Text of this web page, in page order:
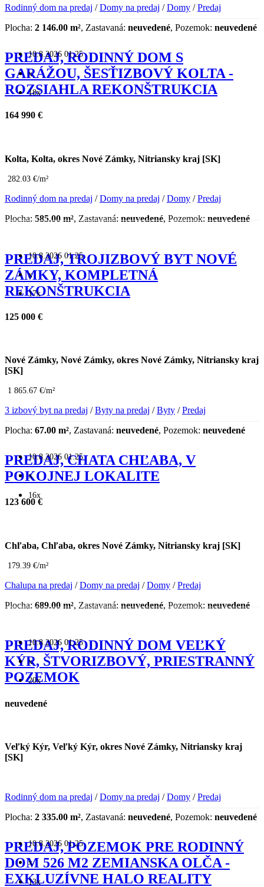
Rodinný dom na predaj /Domy na predaj /Domy /Predaj
Plocha: 2 146.00 m², Zastavaná: neuvedené, Pozemok: neuvedené
10.8.2026 01:25
x
18x
PREDAJ, RODINNÝ DOM S
GARÁŽOU, ŠESŤIZBOVÝ KOLTA -
ROZSIAHLA REKONŠTRUKCIA
164 990 €
Kolta, Kolta, okres Nové Zámky, Nitriansky kraj [SK]
282.03 €/m²
Rodinný dom na predaj /Domy na predaj /Domy /Predaj
Plocha: 585.00 m², Zastavaná: neuvedené, Pozemok: neuvedené
10.8.2026 01:25
x
17x
PREDAJ, TROJIZBOVÝ BYT NOVÉ
ZÁMKY, KOMPLETNÁ
REKONŠTRUKCIA
125 000 €
Nové Zámky, Nové Zámky, okres Nové Zámky, Nitriansky kraj
[SK]
1 865.67 €/m²
3 izbový byt na predaj /Byty na predaj /Byty /Predaj
Plocha: 67.00 m², Zastavaná: neuvedené, Pozemok: neuvedené
10.8.2026 01:25
x
16x
PREDAJ, CHATA CHĽABA, V
POKOJNEJ LOKALITE
123 600 €
Chľaba, Chľaba, okres Nové Zámky, Nitriansky kraj [SK]
179.39 €/m²
Chalupa na predaj /Domy na predaj /Domy /Predaj
Plocha: 689.00 m², Zastavaná: neuvedené, Pozemok: neuvedené
10.8.2026 01:25
x
20x
PREDAJ, RODINNÝ DOM VEĽKÝ
KÝR, ŠTVORIZBOVÝ, PRIESTRANNÝ
POZEMOK
neuvedené
Veľký Kýr, Veľký Kýr, okres Nové Zámky, Nitriansky kraj
[SK]
Rodinný dom na predaj /Domy na predaj /Domy /Predaj
Plocha: 2 335.00 m², Zastavaná: neuvedené, Pozemok: neuvedené
10.8.2026 01:25
x
13x
PREDAJ, POZEMOK PRE RODINNÝ
DOM 526 M2 ZEMIANSKA OLČA -
EXKLUZÍVNE HALO REALITY